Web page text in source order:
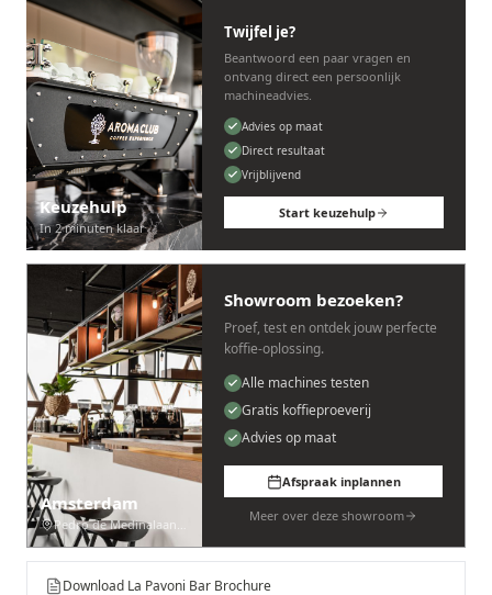
Keuzehulp
In 2 minuten klaar
Twijfel je?
Beantwoord een paar vragen en
ontvang direct een persoonlijk
machineadvies.
Advies op maat
Direct resultaat
Vrijblijvend
Start keuzehulp
Amsterdam
Pedro de Medinalaan 53
Showroom bezoeken?
Proef, test en ontdek jouw perfecte
koffie-oplossing.
Alle machines testen
Gratis koffieproeverij
Advies op maat
Afspraak inplannen
Meer over deze showroom
Download La Pavoni Bar Brochure